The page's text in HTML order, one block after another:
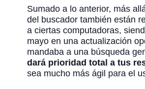
Sumado a lo anterior, más
del buscador también están
a ciertas computadoras,
mayo en una actualización
mandaba a una búsqueda
dará prioridad total a tus
sea mucho más ágil para el